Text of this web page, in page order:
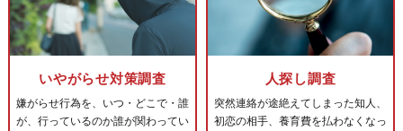
いやがらせ対策調査
嫌がらせ行為を、いつ・どこで・誰
が、 行っているのか誰が関わってい
人探し調査
突然連絡が途絶えてしまった知人、
初恋の相手、養育費を払わなくなっ